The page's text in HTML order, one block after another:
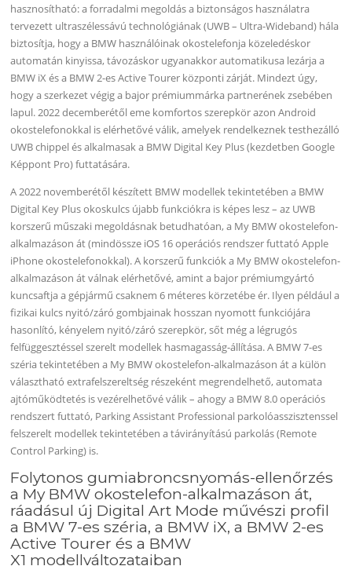
hasznosítható: a forradalmi megoldás a biztonságos használatra
tervezett ultraszélessávú technológiának (UWB – Ultra-Wideband) hála
biztosítja, hogy a BMW használóinak okostelefonja közeledéskor
automatán kinyissa, távozáskor ugyanakkor automatikusa lezárja a
BMW iX és a BMW 2-es Active Tourer központi zárját. Mindezt úgy,
hogy a szerkezet végig a bajor prémiummárka partnerének zsebében
lapul. 2022 decemberétől eme komfortos szerepkör azon Android
okostelefonokkal is elérhetővé válik, amelyek rendelkeznek testhezálló
UWB chippel és alkalmasak a BMW Digital Key Plus (kezdetben Google
Képpont Pro) futtatására.
A 2022 novemberétől készített BMW modellek tekintetében a BMW
Digital Key Plus okoskulcs újabb funkciókra is képes lesz – az UWB
korszerű műszaki megoldásnak betudhatóan, a My BMW okostelefon-
alkalmazáson át (mindössze iOS 16 operációs rendszer futtató Apple
iPhone okostelefonokkal). A korszerű funkciók a My BMW okostelefon-
alkalmazáson át válnak elérhetővé, amint a bajor prémiumgyártó
kuncsaftja a gépjármű csaknem 6 méteres körzetébe ér. Ilyen például a
fizikai kulcs nyitó/záró gombjainak hosszan nyomott funkciójára
hasonlító, kényelem nyitó/záró szerepkör, sőt még a légrugós
felfüggesztéssel szerelt modellek hasmagasság-állítása. A BMW 7-es
széria tekintetében a My BMW okostelefon-alkalmazáson át a külön
választható extrafelszereltség részeként megrendelhető, automata
ajtóműködtetés is vezérelhetővé válik – ahogy a BMW 8.0 operációs
rendszert futtató, Parking Assistant Professional parkolóasszisztenssel
felszerelt modellek tekintetében a távirányítású parkolás (Remote
Control Parking) is.
Folytonos gumiabroncsnyomás-ellenőrzés
a My BMW okostelefon-alkalmazáson át,
ráadásul új Digital Art Mode művészi profil
a BMW 7-es széria, a BMW iX, a BMW 2-es
Active Tourer és a BMW
X1 modellváltozataiban